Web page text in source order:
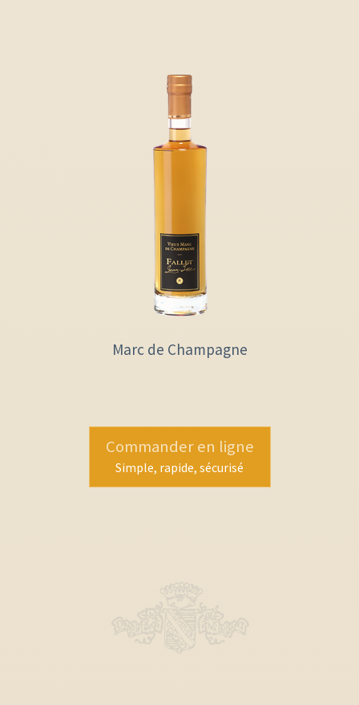
Marc de Champagne
Commander en ligne
Simple, rapide, sécurisé